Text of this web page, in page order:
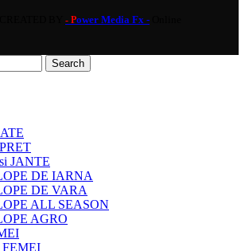
- Power Media Fx -
Search
JANTE
DE IARNA
DE VARA
ALL SEASON
AGRO